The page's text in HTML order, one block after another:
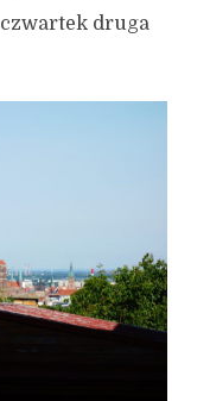
czwartek druga